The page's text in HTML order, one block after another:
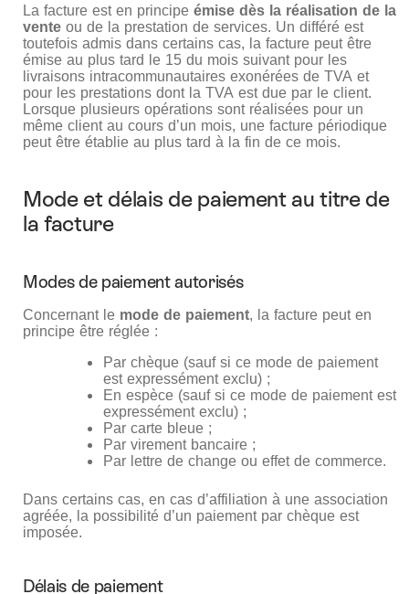
La facture est en principe émise dès la réalisation de la
vente ou de la prestation de services. Un différé est
toutefois admis dans certains cas, la facture peut être
émise au plus tard le 15 du mois suivant pour les
livraisons intracommunautaires exonérées de TVA et
pour les prestations dont la TVA est due par le client.
Lorsque plusieurs opérations sont réalisées pour un
même client au cours d’un mois, une facture périodique
peut être établie au plus tard à la fin de ce mois.
Mode et délais de paiement au titre de
la facture
Modes de paiement autorisés
Concernant le mode de paiement, la facture peut en
principe être réglée :
Par chèque (sauf si ce mode de paiement
est expressément exclu) ;
En espèce (sauf si ce mode de paiement est
expressément exclu) ;
Par carte bleue ;
Par virement bancaire ;
Par lettre de change ou effet de commerce.
Dans certains cas, en cas d’affiliation à une association
agréée, la possibilité d’un paiement par chèque est
imposée.
Délais de paiement